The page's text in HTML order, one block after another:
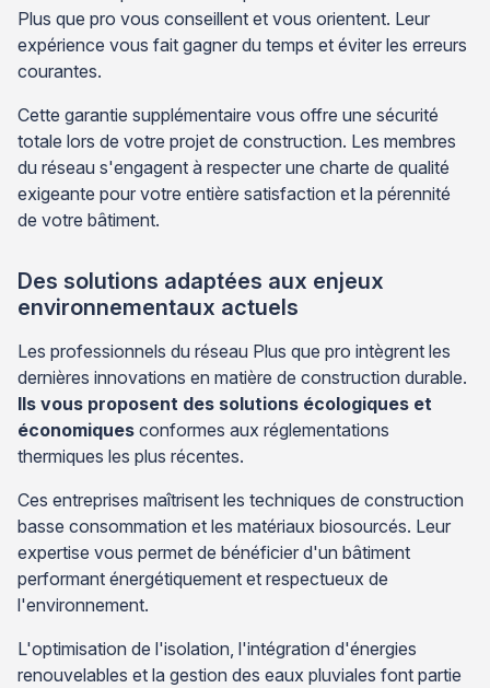
Plus que pro vous conseillent et vous orientent. Leur
expérience vous fait gagner du temps et éviter les erreurs
courantes.
Cette garantie supplémentaire vous offre une sécurité
totale lors de votre projet de construction. Les membres
du réseau s'engagent à respecter une charte de qualité
exigeante pour votre entière satisfaction et la pérennité
de votre bâtiment.
Des solutions adaptées aux enjeux
environnementaux actuels
Les professionnels du réseau Plus que pro intègrent les
dernières innovations en matière de construction durable.
Ils vous proposent des solutions écologiques et
économiques conformes aux réglementations
thermiques les plus récentes.
Ces entreprises maîtrisent les techniques de construction
basse consommation et les matériaux biosourcés. Leur
expertise vous permet de bénéficier d'un bâtiment
performant énergétiquement et respectueux de
l'environnement.
L'optimisation de l'isolation, l'intégration d'énergies
renouvelables et la gestion des eaux pluviales font partie